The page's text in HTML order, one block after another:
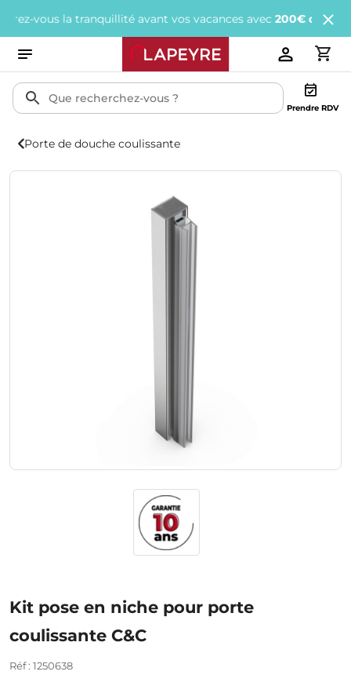
la tranquillité avant vos vacances avec200€ offertstous
Prendre RDV
Porte de douche coulissante
Kit pose en niche pour porte
coulissante C&C
Réf : 1250638